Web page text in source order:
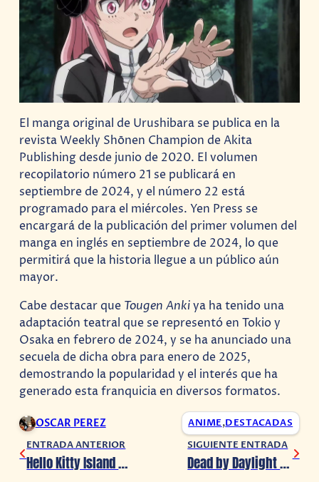
El manga original de Urushibara se publica en la
revista Weekly Shōnen Champion de Akita
Publishing desde junio de 2020. El volumen
recopilatorio número 21 se publicará en
septiembre de 2024, y el número 22 está
programado para el miércoles. Yen Press se
encargará de la publicación del primer volumen del
manga en inglés en septiembre de 2024, lo que
permitirá que la historia llegue a un público aún
mayor.
Cabe destacar que Tougen Ankiya ha tenido una
adaptación teatral que se representó en Tokio y
Osaka en febrero de 2024, y se ha anunciado una
secuela de dicha obra para enero de 2025,
demostrando la popularidad y el interés que ha
generado esta franquicia en diversos formatos.
OSCAR PEREZ ANIME,DESTACADAS
ENTRADA ANTERIOR
Hello Kitty Island Adventure se expande a Switch y PC
SIGUIENTE ENTRADA
Dead by Daylight se sumerge en el terror cósmico con la Colección de Junji Ito